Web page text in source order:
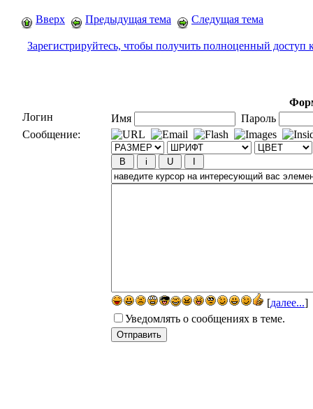
Вверх Предыдущая тема Следущая тема
Зарегистрируйтесь, чтобы получить полноценный доступ
Логин
Имя
Пароль
Сообщение:
[далее...]
Уведомлять о сообщениях в теме.